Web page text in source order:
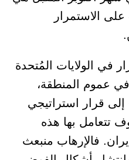
على الاستمرار
في الولايات المُتحدة
عموم المنطقة،
إلى قرار استراتيجي
تتعامل بها هذه
فالإرهاب منبعث